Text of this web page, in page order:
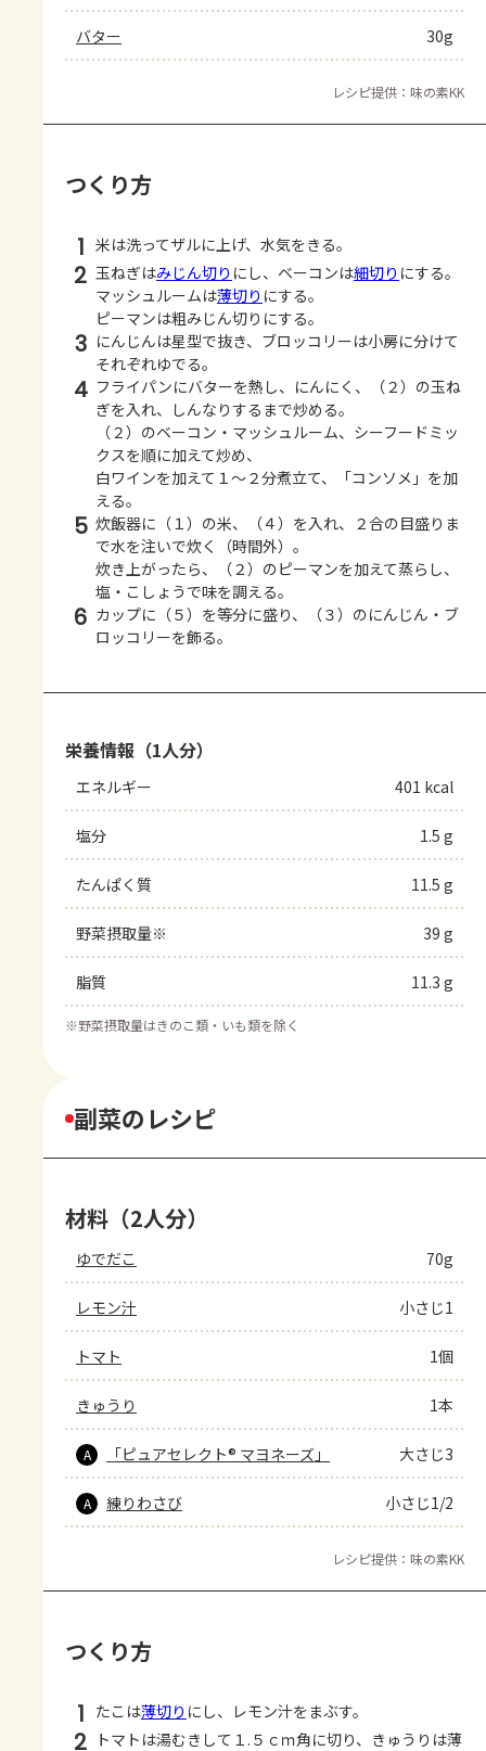
バター 30g
レシピ提供：味の素KK
つくり方
1 米は洗ってザルに上げ、水気をきる。
2 玉ねぎはみじん切り にし、ベーコンは細切り にする。
マッシュルームは薄切り にする。
ピーマンは粗みじん切りにする。
3 にんじんは星型で抜き、ブロッコリーは小房に分けて
それぞれゆでる。
4 フライパンにバターを熱し、にんにく、（２）の玉ね
ぎを入れ、しんなりするまで炒める。
（２）のベーコン・マッシュルーム、シーフードミッ
クスを順に加えて炒め、
白ワインを加えて１～２分煮立て、「コンソメ」を加
える。
5 炊飯器に（１）の米、（４）を入れ、２合の目盛りま
で水を注いで炊く（時間外）。
炊き上がったら、（２）のピーマンを加えて蒸らし、
塩・こしょうで味を調える。
6 カップに（５）を等分に盛り、（３）のにんじん・ブ
ロッコリーを飾る。
栄養情報（1人分）
エネルギー 401 kcal
塩分 1.5 g
たんぱく質 11.5 g
野菜摂取量※ 39 g
脂質 11.3 g
※野菜摂取量はきのこ類・いも類を除く
副菜のレシピ
材料（2人分）
ゆでだこ 70g
レモン汁 小さじ1
トマト 1個
きゅうり 1本
A 「ピュアセレクト® マヨネーズ」 大さじ3
A 練りわさび 小さじ1/2
レシピ提供：味の素KK
つくり方
1 たこは薄切り にし、レモン汁をまぶす。
2 トマトは湯むきして１.５ｃｍ角に切り、きゅうりは薄